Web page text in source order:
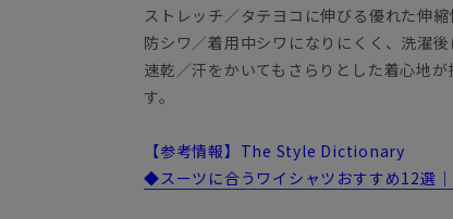
ストレッチ／タテヨコに伸びる優れた伸
防シワ／着用中シワになりにくく、洗濯
速乾／汗をかいてもさらりとした着心地
す。
【参考情報】The Style Dictionary
◆スーツに合うワイシャツおすすめ12選